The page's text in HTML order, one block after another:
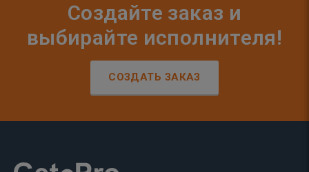
Создайте заказ и
выбирайте исполнителя!
СОЗДАТЬ ЗАКАЗ